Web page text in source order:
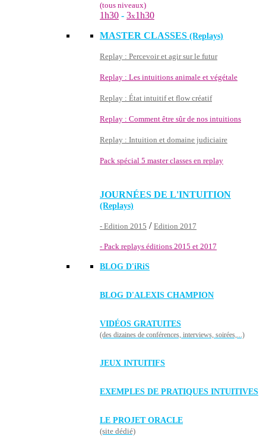
(tous niveaux)
1h30 - 3x1h30
MASTER CLASSES (Replays)
Replay : Percevoir et agir sur le futur
Replay : Les intuitions animale et végétale
Replay : État intuitif et flow créatif
Replay : Comment être sûr de nos intuitions
Replay : Intuition et domaine judiciaire
Pack spécial 5 master classes en replay
JOURNÉES DE L'INTUITION
(Replays)
- Edition 2015 / Edition 2017
- Pack replays éditions 2015 et 2017
BLOG D'iRiS
BLOG D'ALEXIS CHAMPION
VIDÉOS GRATUITES
(des dizaines de conférences, interviews, soirées,...)
JEUX INTUITIFS
EXEMPLES DE PRATIQUES INTUITIVES
LE PROJET ORACLE
(site dédié)